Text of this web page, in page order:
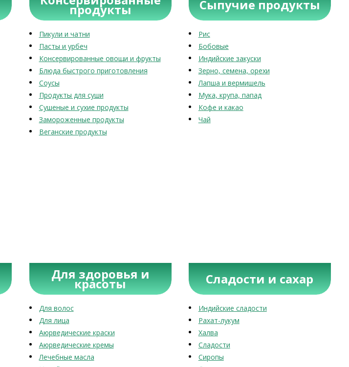
продукты
Пикули и чатни
Пасты и урбеч
Консервированные овощи и фрукты
Блюда быстрого приготовления
Соусы
Продукты для суши
Сушеные и сухие продукты
Замороженные продукты
Веганские продукты
Сыпучие продукты
Рис
Бобовые
Индийские закуски
Зерно, семена, орехи
Лапша и вермишель
Мука, крупа, папад
Кофе и какао
Чай
Для здоровья и
красоты
Для волос
Для лица
Аюрведические краски
Аюрведические кремы
Лечебные масла
Сладости и сахар
Индийские сладости
Рахат-лукум
Халва
Сладости
Сиропы